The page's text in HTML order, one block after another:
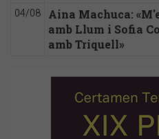
04/08
Aina Machuca:
amb Llum i Sofia
amb Triquell»